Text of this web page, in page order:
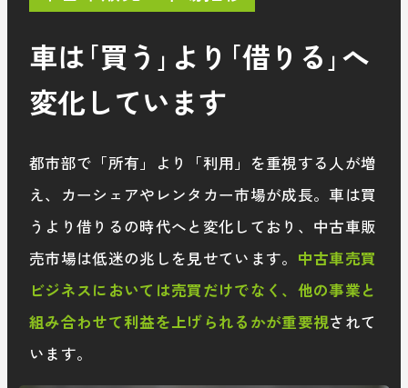
車は｢買う｣より｢借りる｣へ
変化しています
都市部で「所有」より「利用」を重視する人が増
え、カーシェアやレンタカー市場が成長。車は買
うより借りるの時代へと変化しており、中古車販
売市場は低迷の兆しを見せています。 中古車売買
ビジネスにおいては売買だけでなく、他の事業と
組み合わせて利益を上げられるかが重要視されて
います。